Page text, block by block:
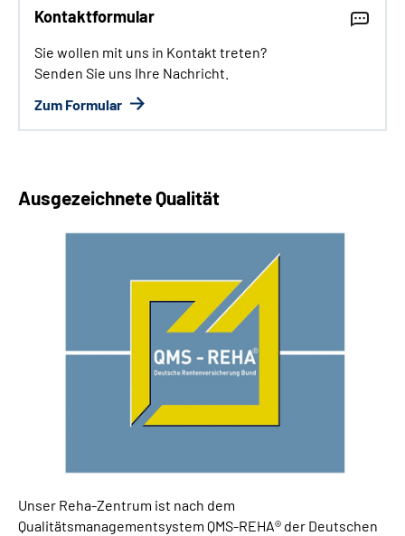
Kontaktformular
Sie wollen mit uns in Kontakt treten?
Senden Sie uns Ihre Nachricht.
Zum Formular
Ausgezeichnete Qualität
Unser Reha-Zentrum ist nach dem
Qualitätsmanagementsystem QMS-REHA® der Deutschen